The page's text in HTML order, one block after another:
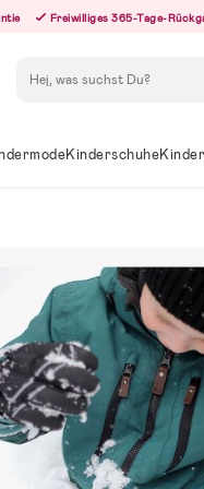
Freiwilliges 365-Tage-
Kinderschuhe